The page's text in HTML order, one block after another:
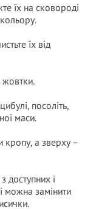
їх на сковороді
їх від
жовтки.
посоліть,
маси.
кропу, а зверху –
доступних і
можна замінити